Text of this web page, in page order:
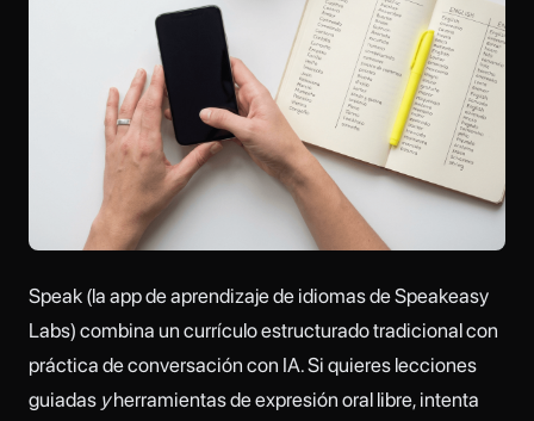
Speak (la app de aprendizaje de idiomas de Speakeasy
Labs) combina un currículo estructurado tradicional con
práctica de conversación con IA. Si quieres lecciones
guiadas yherramientas de expresión oral libre, intenta